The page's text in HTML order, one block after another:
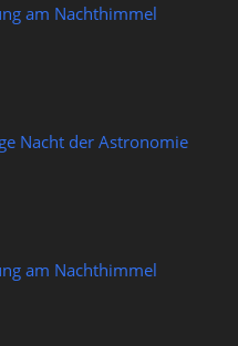
am Nachthimmel
Nacht der Astronomie
am Nachthimmel